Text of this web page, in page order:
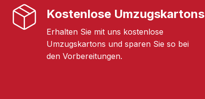
Kostenlose Umzugskartons
Erhalten Sie mit uns kostenlose
Umzugskartons und sparen Sie so bei
den Vorbereitungen.